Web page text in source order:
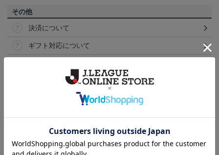
その他
決済について
ギフト対応について
トピックス
広島
サンフレッチェ広島の2022ユニフォームを着て試合